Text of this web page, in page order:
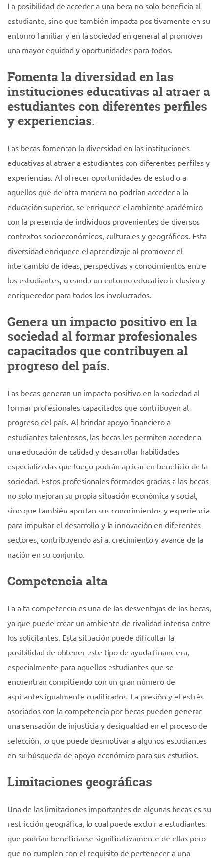
La posibilidad de acceder a una beca no solo beneficia al
estudiante, sino que también impacta positivamente en su
entorno familiar y en la sociedad en general al promover
una mayor equidad y oportunidades para todos.
Fomenta la diversidad en las
instituciones educativas al atraer a
estudiantes con diferentes perfiles
y experiencias.
Las becas fomentan la diversidad en las instituciones
educativas al atraer a estudiantes con diferentes perfiles y
experiencias. Al ofrecer oportunidades de estudio a
aquellos que de otra manera no podrían acceder a la
educación superior, se enriquece el ambiente académico
con la presencia de individuos provenientes de diversos
contextos socioeconómicos, culturales y geográficos. Esta
diversidad enriquece el aprendizaje al promover el
intercambio de ideas, perspectivas y conocimientos entre
los estudiantes, creando un entorno educativo inclusivo y
enriquecedor para todos los involucrados.
Genera un impacto positivo en la
sociedad al formar profesionales
capacitados que contribuyen al
progreso del país.
Las becas generan un impacto positivo en la sociedad al
formar profesionales capacitados que contribuyen al
progreso del país. Al brindar apoyo financiero a
estudiantes talentosos, las becas les permiten acceder a
una educación de calidad y desarrollar habilidades
especializadas que luego podrán aplicar en beneficio de la
sociedad. Estos profesionales formados gracias a las becas
no solo mejoran su propia situación económica y social,
sino que también aportan sus conocimientos y experiencia
para impulsar el desarrollo y la innovación en diferentes
sectores, contribuyendo así al crecimiento y avance de la
nación en su conjunto.
Competencia alta
La alta competencia es una de las desventajas de las becas,
ya que puede crear un ambiente de rivalidad intensa entre
los solicitantes. Esta situación puede dificultar la
posibilidad de obtener este tipo de ayuda financiera,
especialmente para aquellos estudiantes que se
encuentran compitiendo con un gran número de
aspirantes igualmente cualificados. La presión y el estrés
asociados con la competencia por becas pueden generar
una sensación de injusticia y desigualdad en el proceso de
selección, lo que puede desmotivar a algunos estudiantes
en su búsqueda de apoyo económico para sus estudios.
Limitaciones geográficas
Una de las limitaciones importantes de algunas becas es su
restricción geográfica, lo cual puede excluir a estudiantes
que podrían beneficiarse significativamente de ellas pero
que no cumplen con el requisito de pertenecer a una